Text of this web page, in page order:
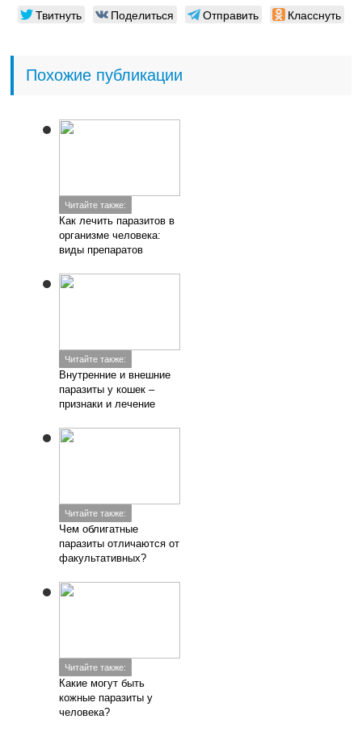
Твитнуть Поделиться Отправить Класснуть
Похожие публикации
Читайте также:
Как лечить паразитов в
организме человека:
виды препаратов
Читайте также:
Внутренние и внешние
паразиты у кошек –
признаки и лечение
Читайте также:
Чем облигатные
паразиты отличаются от
факультативных?
Читайте также:
Какие могут быть
кожные паразиты у
человека?